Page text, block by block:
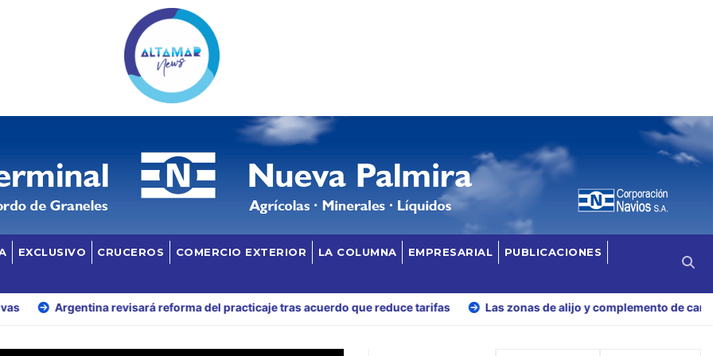
EXCLUSIVO CRUCEROS COMERCIO EXTERIOR LA COLUMNA EMPRESARIAL
PUBLICACIONES
revisará reforma del practicaje tras acuerdo que reduce tarifas Las zonas de alijo y complemento de carga: cuando